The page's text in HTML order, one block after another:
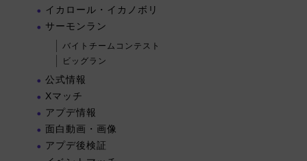
イカロール・イカノボリ
サーモンラン
バイトチームコンテスト
ビッグラン
公式情報
Xマッチ
アプデ情報
面白動画・画像
アプデ後検証